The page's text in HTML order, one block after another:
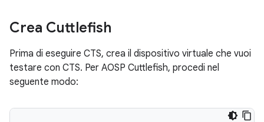
Crea Cuttlefish
Prima di eseguire CTS, crea il dispositivo virtuale che vuoi
testare con CTS. Per AOSP Cuttlefish, procedi nel
seguente modo: